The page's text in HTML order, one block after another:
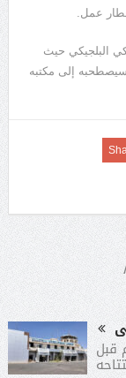
عمل.
البلجيكي حيث
إلى مكتبه
قبل